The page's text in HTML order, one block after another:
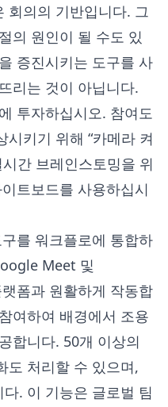
회의의 기반입니다. 그
의 원인이 될 수도 있
증진시키는 도구를 사
리는 것이 아닙니다.
투자하십시오. 참여도
키기 위해 “카메라 켜
간 브레인스토밍을 위
트보드를 사용하십시
를 워크플로에 통합하
Meet 및
폼과 원활하게 작동합
여하여 배경에서 조용
합니다. 50개 이상의
도 처리할 수 있으며,
. 이 기능은 글로벌 팀